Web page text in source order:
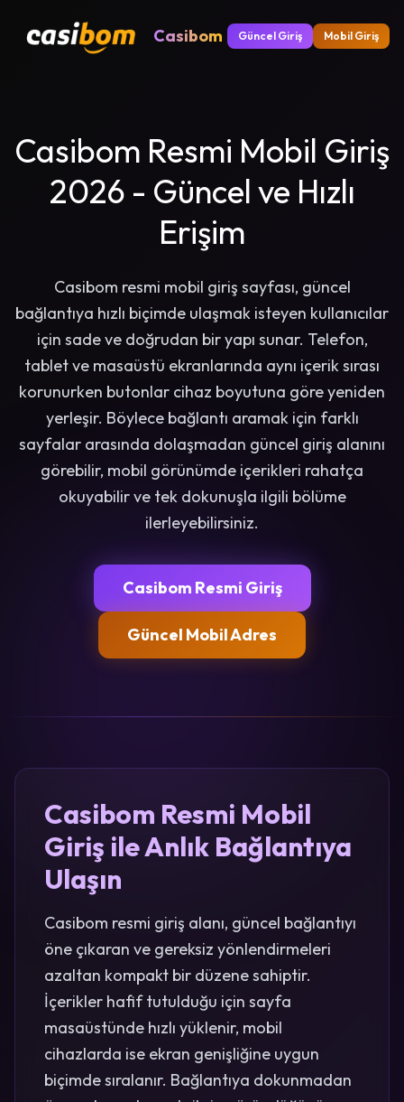
Casibom Güncel Giriş Mobil Giriş
Casibom Resmi Mobil Giriş
2026 - Güncel ve Hızlı
Erişim
Casibom resmi mobil giriş sayfası, güncel
bağlantıya hızlı biçimde ulaşmak isteyen kullanıcılar
için sade ve doğrudan bir yapı sunar. Telefon,
tablet ve masaüstü ekranlarında aynı içerik sırası
korunurken butonlar cihaz boyutuna göre yeniden
yerleşir. Böylece bağlantı aramak için farklı
sayfalar arasında dolaşmadan güncel giriş alanını
görebilir, mobil görünümde içerikleri rahatça
okuyabilir ve tek dokunuşla ilgili bölüme
ilerleyebilirsiniz.
Casibom Resmi Giriş
Güncel Mobil Adres
Casibom Resmi Mobil
Giriş ile Anlık Bağlantıya
Ulaşın
Casibom resmi giriş alanı, güncel bağlantıyı
öne çıkaran ve gereksiz yönlendirmeleri
azaltan kompakt bir düzene sahiptir.
İçerikler hafif tutulduğu için sayfa
masaüstünde hızlı yüklenir, mobil
cihazlarda ise ekran genişliğine uygun
biçimde sıralanır. Bağlantıya dokunmadan